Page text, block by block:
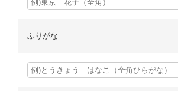
ふりがな